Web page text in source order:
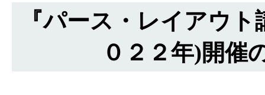
『パース・レイアウ
０２２年)開催